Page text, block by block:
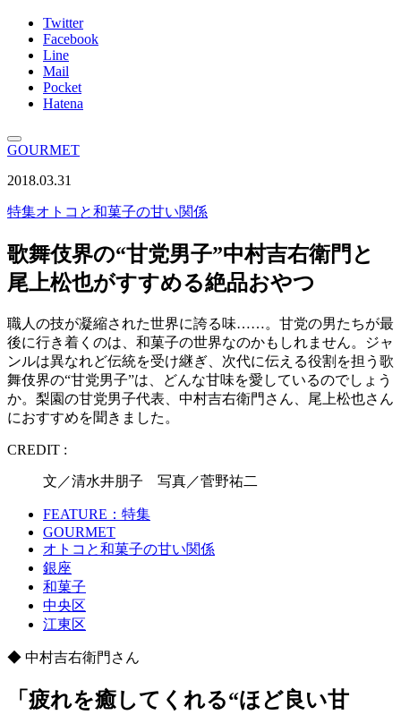
Twitter
Facebook
Line
Mail
Pocket
Hatena
GOURMET
2018.03.31
特集オトコと和菓子の甘い関係
歌舞伎界の“甘党男子”中村吉右衛門と
尾上松也がすすめる絶品おやつ
職人の技が凝縮された世界に誇る味……。甘党の男たちが最
後に行き着くのは、和菓子の世界なのかもしれません。ジャ
ンルは異なれど伝統を受け継ぎ、次代に伝える役割を担う歌
舞伎界の“甘党男子”は、どんな甘味を愛しているのでしょう
か。梨園の甘党男子代表、中村吉右衛門さん、尾上松也さん
におすすめを聞きました。
CREDIT :
文／清水井朋子 写真／菅野祐二
FEATURE：特集
GOURMET
オトコと和菓子の甘い関係
銀座
和菓子
中央区
江東区
◆ 中村吉右衛門さん
「疲れを癒してくれる“ほど良い甘